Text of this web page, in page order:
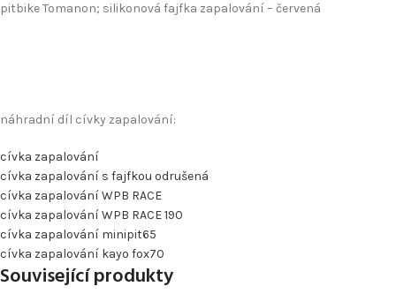
pitbike Tomanon; silikonová fajfka zapalování – červená
náhradní díl cívky zapalování:
cívka zapalování
cívka zapalování s fajfkou odrušená
cívka zapalování WPB RACE
cívka zapalování WPB RACE 190
cívka zapalování minipit65
cívka zapalování kayo fox70
Související produkty